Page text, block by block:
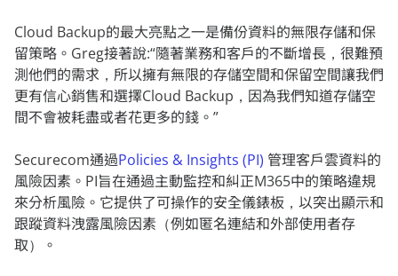
Cloud Backup的最大亮點之一是備份資料的無限存儲和保
留策略。Greg接著說:“隨著業務和客戶的不斷增長，很難預
測他們的需求，所以擁有無限的存儲空間和保留空間讓我們
更有信心銷售和選擇Cloud Backup，因為我們知道存儲空
間不會被耗盡或者花更多的錢。”
Securecom通過Policies & Insights (PI) 管理客戶雲資料的
風險因素。PI旨在通過主動監控和糾正M365中的策略違規
來分析風險。它提供了可操作的安全儀錶板，以突出顯示和
跟蹤資料洩露風險因素（例如匿名連結和外部使用者存
取）。